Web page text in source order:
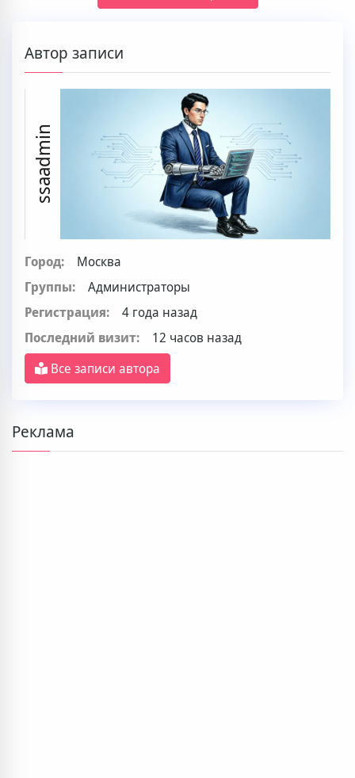
Автор записи
ssaadmin
Город:
Москва
Группы:
Администраторы
Регистрация:
4 года назад
Последний визит:
12 часов назад
Все записи автора
Реклама